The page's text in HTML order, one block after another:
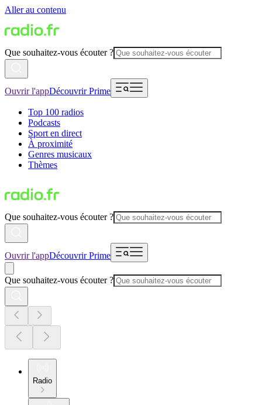
Aller au contenu
Que souhaitez-vous écouter ?
Ouvrir l'appDécouvrir Prime
Top 100 radios
Podcasts
Sport en direct
À proximité
Genres musicaux
Thèmes
Que souhaitez-vous écouter ?
Ouvrir l'appDécouvrir Prime
Que souhaitez-vous écouter ?
Radio